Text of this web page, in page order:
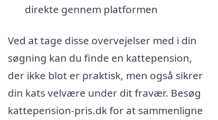
direkte gennem platformen
Ved at tage disse overvejelser med i din
søgning kan du finde en kattepension,
der ikke blot er praktisk, men også sikrer
din kats velvære under dit fravær. Besøg
kattepension-pris.dk for at sammenligne